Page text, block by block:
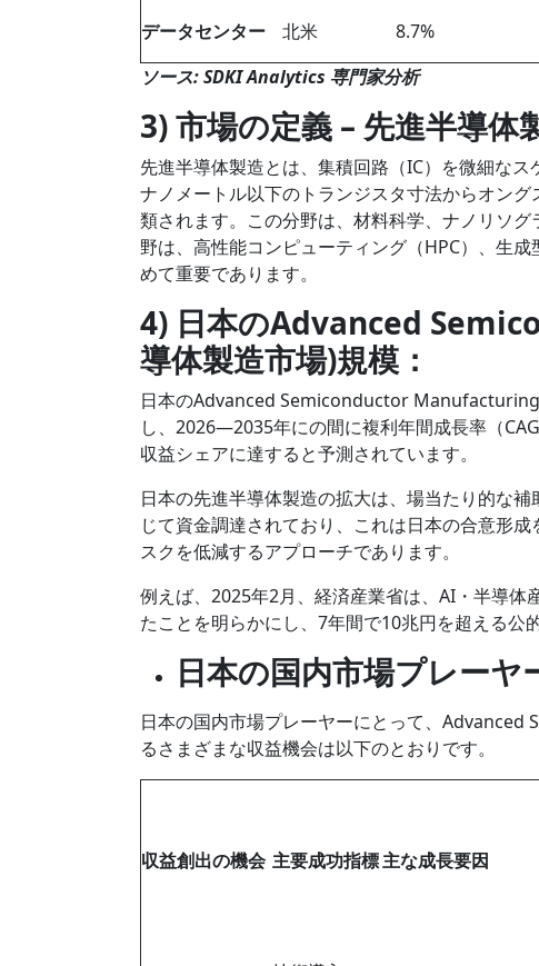
データセンター
北米 8.7%
ソース: SDKI Analytics 専門家分析
3) 市場の定義 – 先進半導体
先進半導体製造とは、集積回路（IC）を微細な
ナノメートル以下のトランジスタ寸法からオン
類されます。この分野は、材料科学、ナノリソ
野は、高性能コンピューティング（HPC）、生
めて重要であります。
4) 日本のAdvanced
導体製造市場)規模：
日本のAdvanced Semiconductor
し、2026―2035年にの間に複利年間成長率（
収益シェアに達すると予測されています。
日本の先進半導体製造の拡大は、場当たり的な
じて資金調達されており、これは日本の合意形
スクを低減するアプローチであります。
例えば、2025年2月、経済産業省は、AI・半導
たことを明らかにし、7年間で10兆円を超える公
日本の国内市場プレーヤ
日本の国内市場プレーヤーにとって、
るさまざまな収益機会は以下のとおりです。
収益創出の機会 主要成功指標主な成長要因